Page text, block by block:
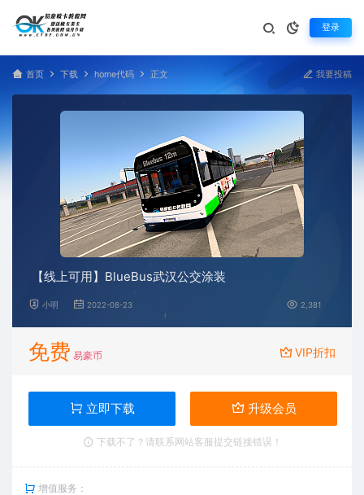
登录
首页 下载 home代码 正文 我要投稿
【线上可用】BlueBus武汉公交涂装
小明 2022-08-23 2,381
免费 易豪币 VIP折扣
立即下载 升级会员
下载不了？请联系网站客服提交链接错误！
增值服务：